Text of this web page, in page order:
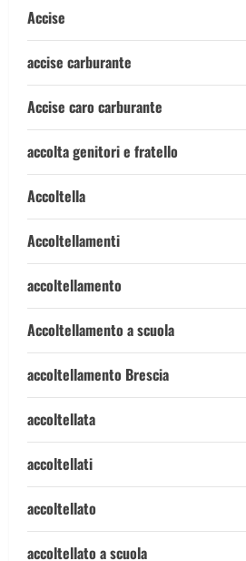
Accise
accise carburante
Accise caro carburante
accolta genitori e fratello
Accoltella
Accoltellamenti
accoltellamento
Accoltellamento a scuola
accoltellamento Brescia
accoltellata
accoltellati
accoltellato
accoltellato a scuola